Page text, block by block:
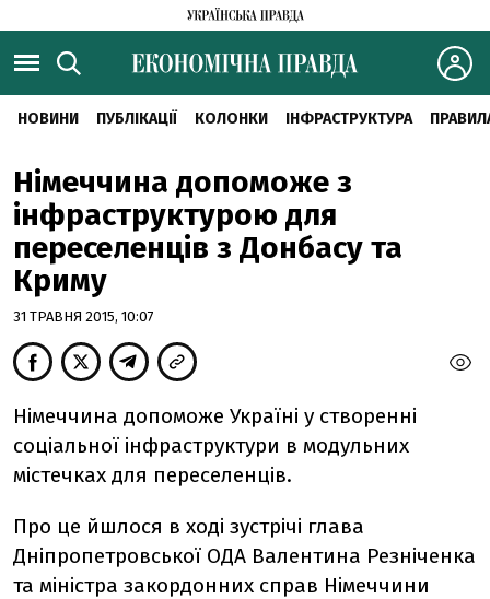
НОВИНИ ПУБЛІКАЦІЇ КОЛОНКИ ІНФРАСТРУКТУРА
Німеччина допоможе з
інфраструктурою для
переселенців з Донбасу та
Криму
31 ТРАВНЯ 2015, 10:07
Німеччина допоможе Україні у створенні
соціальної інфраструктури в модульних
містечках для переселенців.
Про це йшлося в ході зустрічі глава
Дніпропетровської ОДА Валентина Резніченка
та міністра закордонних справ Німеччини